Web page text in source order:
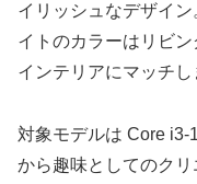
イリッシュなデザイ
イトのカラーはリビ
インテリアにマッチし
対象モデルは Core i3-
から趣味としてのク